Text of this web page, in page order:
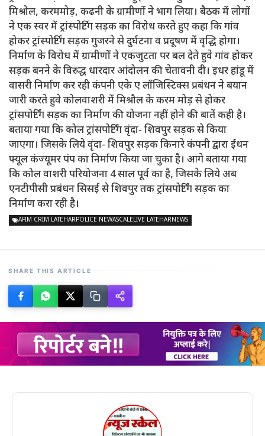
मिश्रोल, करममोड़, कढनी के ग्रामीणों ने भाग लिया। बैठक में लोगों
ने एक स्वर में ट्रांस्पोर्टिंग सड़क का विरोध करते हुए कहा कि गांव
होकर ट्रांस्पोर्टिंग सड़क गुजरने से दुर्घटना व प्रदूषण में वृद्धि होगा।
निर्माण के विरोध में ग्रामीणों ने एकजुटता पर बल देते हुवे गांव होकर
सड़क बनने के विरुद्ध धारदार आंदोलन की चेतावनी दी। इधर हांडू में
वासरी निर्माण कर रही कंपनी एके ए लॉजिस्टिक्स प्रबंधन ने बयान
जारी करते हुवे कोलवाशरी में मिश्रौल के करम मोड़ से होकर
ट्रांसपोर्टिंग सड़क का निर्माण की योजना नहीं होने की बातें कही है।
बताया गया कि कोल ट्रांसपोर्टिंग वृंदा- शिवपुर सड़क से किया
जाएगा। जिसके लिये वृंदा- शिवपुर सड़क किनारे कंपनी द्वारा ईंधन
फ्यूल कंज्यूमर पंप का निर्माण किया जा चुका है। आगे बताया गया
कि कोल वाशरी परियोजना 4 साल पूर्व का है, जिसके लिये अब
एनटीपीसी प्रबंधन सिसई से शिवपुर तक ट्रांसपोर्टिंग सड़क का
निर्माण करा रही है।
AFIM CRIM LATEHARPOLICE NEWASCALELIVE LATEHARNEWS
SHARE THIS ARTICLE